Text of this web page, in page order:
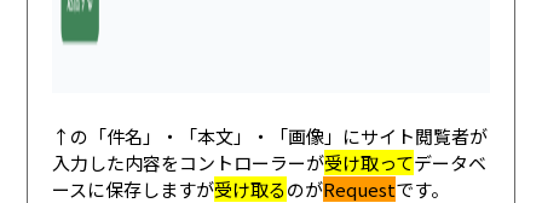
↑の「件名」・「本文」・「画像」にサイト閲覧者が
入力した内容をコントローラーが受け取ってデータベ
ースに保存しますが受け取るのがRequestです。